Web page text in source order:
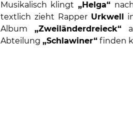
Musikalisch klingt„Helga“
textlich zieht Rapper Urkwell
Album „Zweiländerdreieck“
Abteilung „Schlawiner“finden